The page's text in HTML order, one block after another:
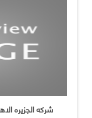
شركه الجزيره